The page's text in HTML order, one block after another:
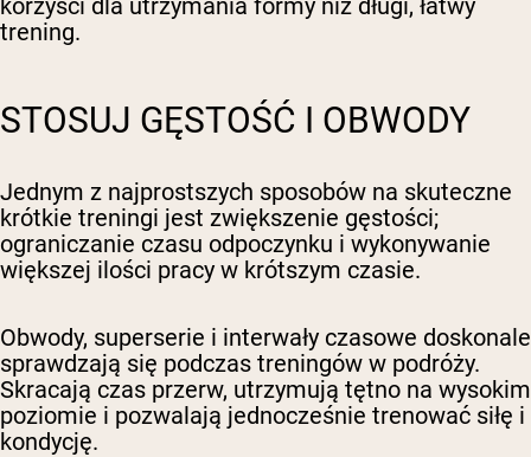
korzyści dla utrzymania formy niż długi, łatwy
trening.
STOSUJ GĘSTOŚĆ I OBWODY
Jednym z najprostszych sposobów na skuteczne
krótkie treningi jest zwiększenie gęstości;
ograniczanie czasu odpoczynku i wykonywanie
większej ilości pracy w krótszym czasie.
Obwody, superserie i interwały czasowe doskonale
sprawdzają się podczas treningów w podróży.
Skracają czas przerw, utrzymują tętno na wysokim
poziomie i pozwalają jednocześnie trenować siłę i
kondycję.